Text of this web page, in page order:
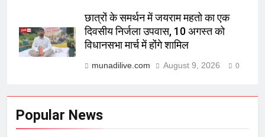
छात्रों के समर्थन में जयराम महतो का एक
दिवसीय निर्जला उपवास, 10 अगस्त को
विधानसभा मार्च में होंगे शामिल
munadilive.com August 9, 2026 0
Popular News